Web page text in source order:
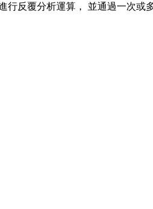
反覆分析運算， 並通過一次